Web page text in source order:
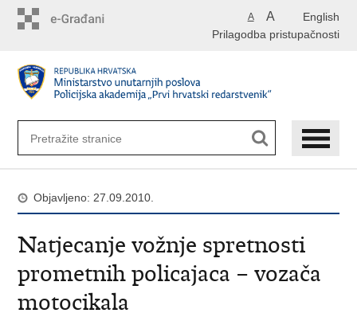
English
A A
Prilagodba pristupačnosti
Objavljeno: 27.09.2010.
Natjecanje vožnje spretnosti
prometnih policajaca – vozača
motocikala